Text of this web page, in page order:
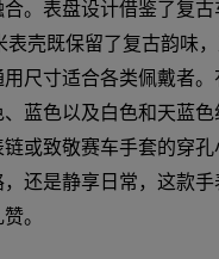
。表盘设计借鉴了复
表壳既保留了复古韵味
尺寸适合各类佩戴者。
蓝色以及白色和天蓝
或致敬赛车手套的穿
还是静享日常，这款
。